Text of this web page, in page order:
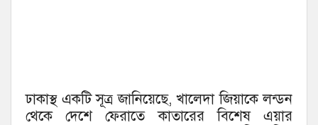
ঢাকাস্থ একটি সূত্র জানিয়েছে, খালেদা জিয়াকে লন্ডন
থেকে দেশে ফেরাতে কাতারের বিশেষ এয়ার